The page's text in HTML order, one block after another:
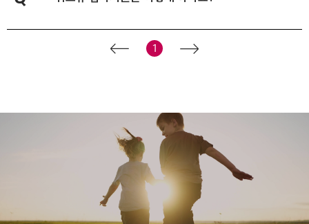
전
1